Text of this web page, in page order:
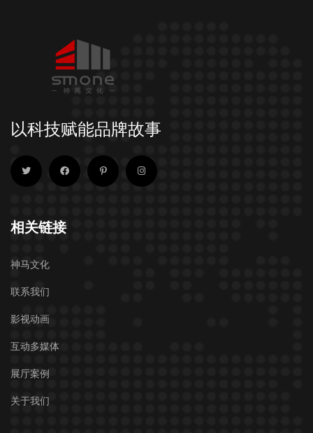
以科技赋能品牌故事
相关链接
神马文化
联系我们
影视动画
互动多媒体
展厅案例
关于我们